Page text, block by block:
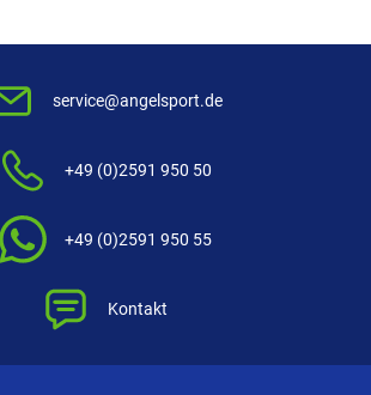
service@angelsport.de
+49 (0)2591 950 50
+49 (0)2591 950 55
Kontakt